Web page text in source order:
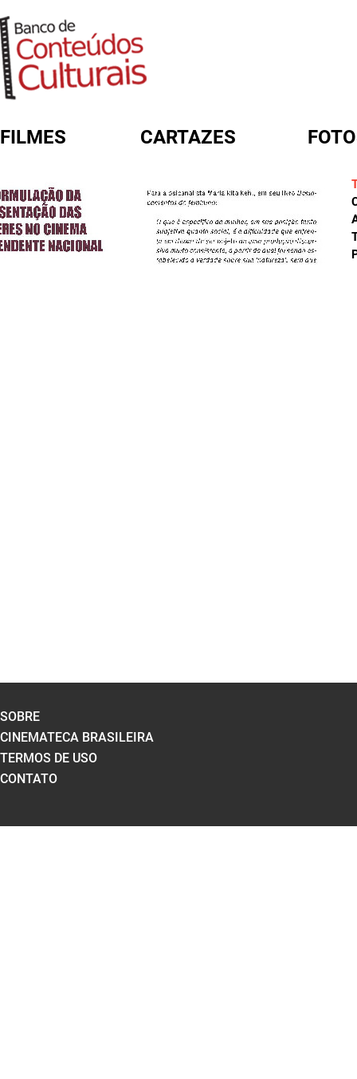
FILMES CARTAZES
FORMULÁRIO DE BUSCA
SOBRE
CINEMATECA BRASILEIRA
TERMOS DE USO
CONTATO